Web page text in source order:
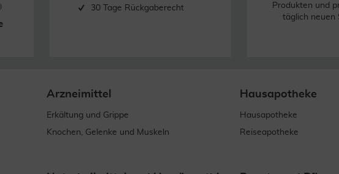
30 Tage Rückgaberecht
Produkten und
täglich neuen
Arzneimittel
Erkältung und Grippe
Knochen, Gelenke und Muskeln
Hausapotheke
Hausapotheke
Reiseapotheke